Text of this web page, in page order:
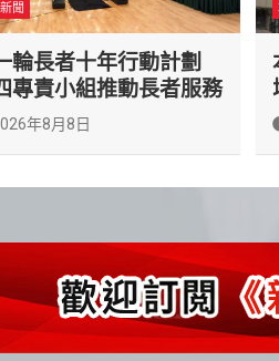
聞
輪長者十年行動計劃
專責小組推動長者服務
年8月8日